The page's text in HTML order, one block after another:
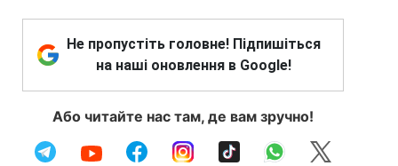
Не пропустіть головне! Підпишіться
на наші оновлення в Google!
Або читайте нас там, де вам зручно!